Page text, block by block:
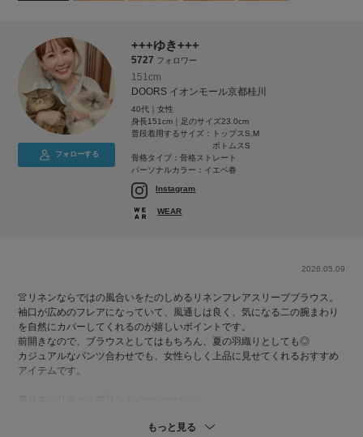
フォローする
+++ゆき+++
5727 フォロワー
151cm
DOORS イオンモール京都桂川
40代｜女性
身長151cm｜足のサイズ23.0cm
普段着用するサイズ：
トップスS,M
ボトムスS
骨格タイプ：骨格ストレート
パーソナルカラー：イエベ春
Instagram
WEAR
2026.05.09
👚リネンならではの風合いをたのしめるリネンフレアスリーブブラウス。
袖口が広めのフレアになっていて、風通しは良く、気になる二の腕まわり
を自然にカバーしてくれるのが嬉しいポイントです。
前開きなので、ブラウスとしてはもちろん、夏の羽織りとしても◎
カジュアルなパンツ合わせでも、女性らしく上品に見せてくれるおすすめ
アイテムです。
もっと見る